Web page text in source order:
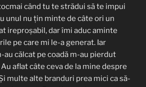
când tu te strădui să te impui
unul nu țin minte de câte ori un
ireproșabil, dar îmi aduc aminte
pe care mi le-a generat. Iar
au călcat pe coadă m-au pierdut
aflat câte ceva de la mine despre
multe alte branduri prea mici ca să-